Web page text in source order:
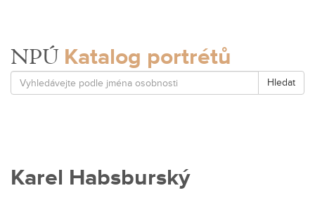
NPÚ Katalog portrétů
Hledat
Karel Habsburský